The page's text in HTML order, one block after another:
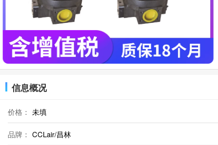
信息概况
价格： 未填
品牌： CCLair/昌林